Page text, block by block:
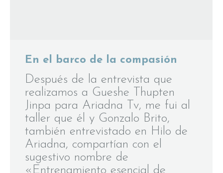
En el barco de la compasión
Después de la entrevista que
realizamos a Gueshe Thupten
Jinpa para Ariadna Tv, me fui al
taller que él y Gonzalo Brito,
también entrevistado en Hilo de
Ariadna, compartían con el
sugestivo nombre de
«Entrenamiento esencial de